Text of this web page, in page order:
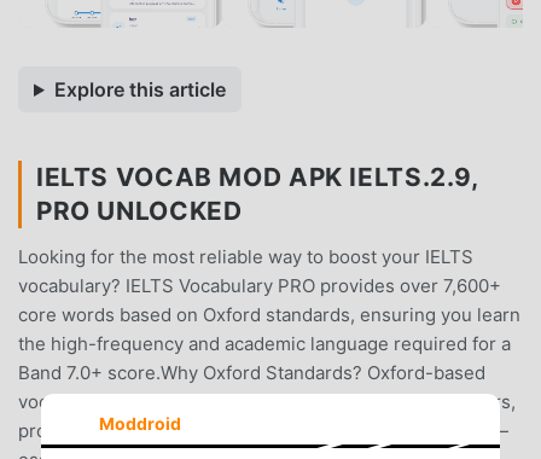
Explore this article
IELTS VOCAB MOD APK IELTS.2.9,
PRO UNLOCKED
Looking for the most reliable way to boost your IELTS
vocabulary? IELTS Vocabulary PRO provides over 7,600+
core words based on Oxford standards, ensuring you learn
the high-frequency and academic language required for a
Band 7.0+ score.Why Oxford Standards? Oxford-based
vocabulary lists are the gold standard for English learners,
providing the most precise definitions and usage cases—
Moddroid